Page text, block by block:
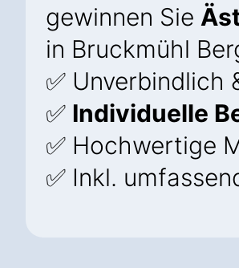
gewinnen Sie
in Bruckmühl
✅ Unverbindlich
✅ Individuelle
✅ Hochwertige
✅ Inkl.